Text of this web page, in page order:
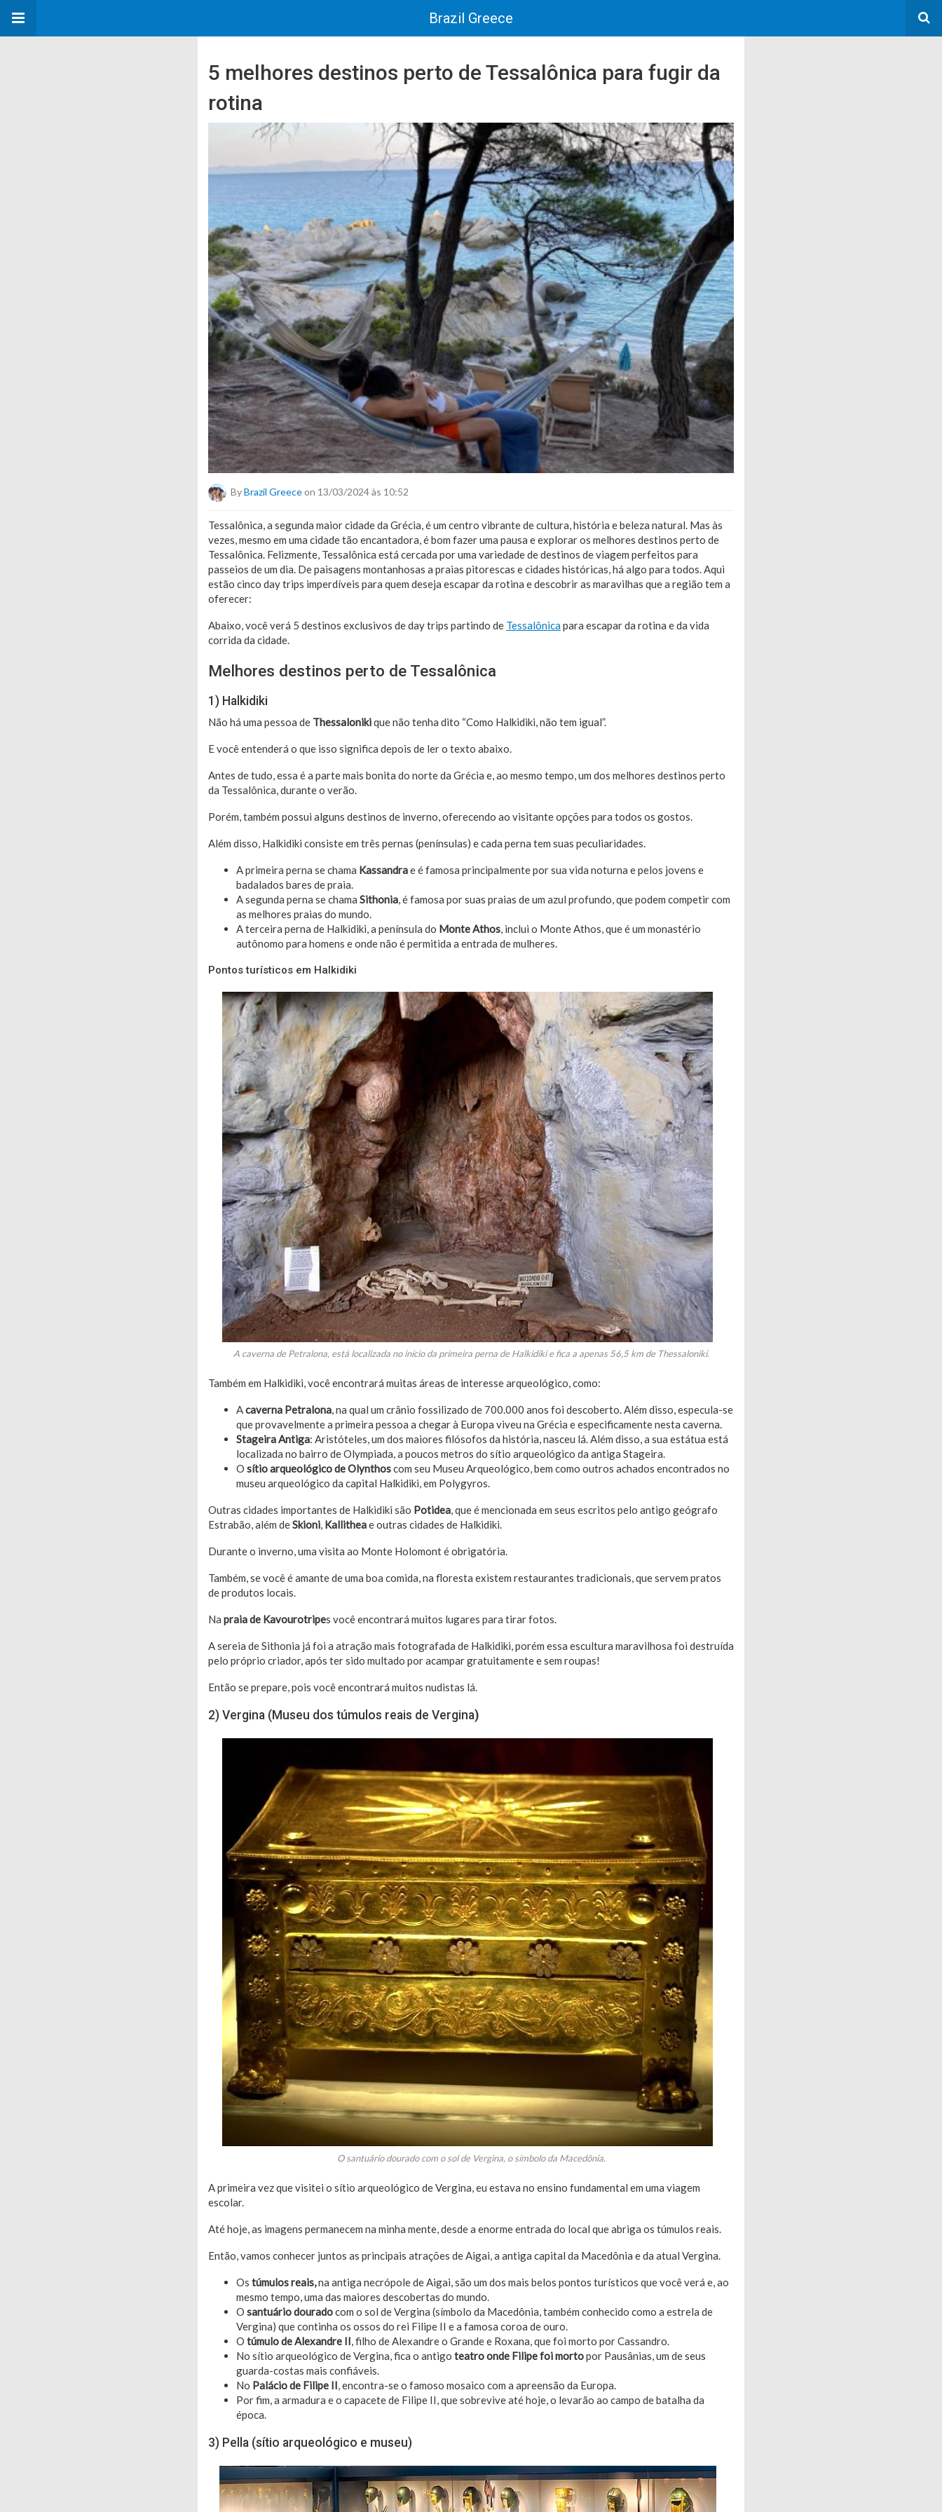
Brazil Greece
5 melhores destinos perto de Tessalônica para fugir da
rotina
ByBrazil Greeceon 13/03/2024 às 10:52
Tessalônica, a segunda maior cidade da Grécia, é um centro vibrante de cultura, história e beleza natural. Mas às
vezes, mesmo em uma cidade tão encantadora, é bom fazer uma pausa e explorar os melhores destinos perto de
Tessalônica. Felizmente, Tessalônica está cercada por uma variedade de destinos de viagem perfeitos para
passeios de um dia. De paisagens montanhosas a praias pitorescas e cidades históricas, há algo para todos. Aqui
estão cinco day trips imperdíveis para quem deseja escapar da rotina e descobrir as maravilhas que a região tem a
oferecer:
Abaixo, você verá 5 destinos exclusivos de day trips partindo de Tessalônicapara escapar da rotina e da vida
corrida da cidade.
Melhores destinos perto de Tessalônica
1) Halkidiki
Não há uma pessoa de Thessalonikique não tenha dito “Como Halkidiki, não tem igual”.
E você entenderá o que isso significa depois de ler o texto abaixo.
Antes de tudo, essa é a parte mais bonita do norte da Grécia e, ao mesmo tempo, um dos melhores destinos perto
da Tessalônica, durante o verão.
Porém, também possui alguns destinos de inverno, oferecendo ao visitante opções para todos os gostos.
Além disso, Halkidiki consiste em três pernas (penínsulas) e cada perna tem suas peculiaridades.
A primeira perna se chama Kassandrae é famosa principalmente por sua vida noturna e pelos jovens e
badalados bares de praia.
A segunda perna se chama Sithonia, é famosa por suas praias de um azul profundo, que podem competir com
as melhores praias do mundo.
A terceira perna de Halkidiki, a península do Monte Athos, inclui o Monte Athos, que é um monastério
autônomo para homens e onde não é permitida a entrada de mulheres.
Pontos turísticos em Halkidiki
A caverna de Petralona, ​​está localizada no início da primeira perna de Halkidiki e fica a apenas 56,5 km de Thessaloniki.
Também em Halkidiki, você encontrará muitas áreas de interesse arqueológico, como:
Acaverna Petralona, ​​na qual um crânio fossilizado de 700.000 anos foi descoberto. Além disso, especula-se
que provavelmente a primeira pessoa a chegar à Europa viveu na Grécia e especificamente nesta caverna.
Stageira Antiga: Aristóteles, um dos maiores filósofos da história, nasceu lá. Além disso, a sua estátua está
localizada no bairro de Olympiada, a poucos metros do sítio arqueológico da antiga Stageira.
O sítio arqueológico de Olynthoscom seu Museu Arqueológico, bem como outros achados encontrados no
museu arqueológico da capital Halkidiki, em Polygyros.
Outras cidades importantes de Halkidiki são Potidea, que é mencionada em seus escritos pelo antigo geógrafo
Estrabão, além deSkioni, Kallitheae outras cidades de Halkidiki.
Durante o inverno, uma visita ao Monte Holomont é obrigatória.
Também, se você é amante de uma boa comida, na floresta existem restaurantes tradicionais, que servem pratos
de produtos locais.
Na praia de Kavourotripes você encontrará muitos lugares para tirar fotos.
A sereia de Sithonia já foi a atração mais fotografada de Halkidiki, porém essa escultura maravilhosa foi destruída
pelo próprio criador, após ter sido multado por acampar gratuitamente e sem roupas!
Então se prepare, pois você encontrará muitos nudistas lá.
2) Vergina (Museu dos túmulos reais de Vergina)
O santuário dourado com o sol de Vergina, o símbolo da Macedônia.
A primeira vez que visitei o sítio arqueológico de Vergina, eu estava no ensino fundamental em uma viagem
escolar.
Até hoje, as imagens permanecem na minha mente, desde a enorme entrada do local que abriga os túmulos reais.
Então, vamos conhecer juntos as principais atrações de Aigai, a antiga capital da Macedônia e da atual Vergina.
Os túmulos reais,na antiga necrópole de Aigai, são um dos mais belos pontos turísticos que você verá e, ao
mesmo tempo, uma das maiores descobertas do mundo.
O santuário douradocom o sol de Vergina (símbolo da Macedônia, também conhecido como a estrela de
Vergina) que continha os ossos do rei Filipe II e a famosa coroa de ouro.
O túmulo de Alexandre II, filho de Alexandre o Grande e Roxana, que foi morto por Cassandro.
No sítio arqueológico de Vergina, fica o antigo teatro onde Filipe foi mortopor Pausânias, um de seus
guarda-costas mais confiáveis.
No Palácio de Filipe II, encontra-se o famoso mosaico com a apreensão da Europa.
Por fim, a armadura e o capacete de Filipe II, que sobrevive até hoje, o levarão ao campo de batalha da
época.
3) Pella (sítio arqueológico e museu)